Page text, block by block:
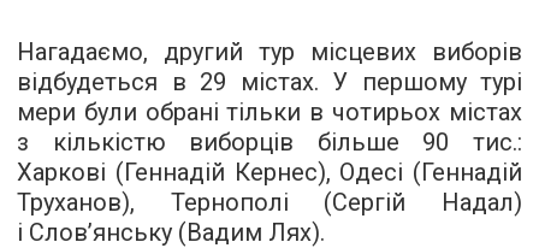
Нагадаємо, другий тур місцевих виборів
відбудеться в 29 містах. У першому турі
мери були обрані тільки в чотирьох містах
з кількістю виборців більше 90 тис.:
Харкові (Геннадій Кернес), Одесі (Геннадій
Труханов), Тернополі (Сергій Надал)
і Слов’янську (Вадим Лях).